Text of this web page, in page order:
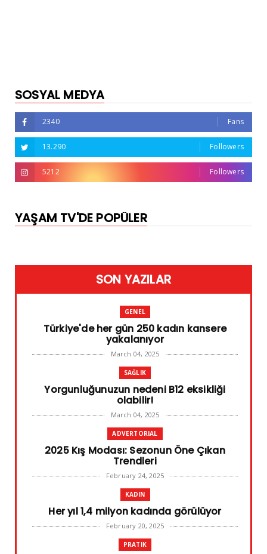
SOSYAL MEDYA
2340 Fans
13.290 Followers
5212 Followers
YAŞAM TV'DE POPÜLER
SON YAZILAR
GENEL
Türkiye'de her gün 250 kadın kansere
yakalanıyor
March 04, 2025
SAĞLIK
Yorgunluğunuzun nedeni B12 eksikliği
olabilir!
March 04, 2025
ADVERTORIAL
2025 Kış Modası: Sezonun Öne Çıkan
Trendleri
February 24, 2025
KADIN
Her yıl 1,4 milyon kadında görülüyor
February 20, 2025
PRATIK